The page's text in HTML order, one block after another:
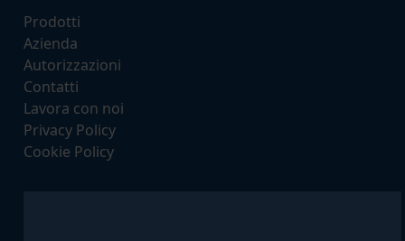
Prodotti
Azienda
Autorizzazioni
Contatti
Lavora con noi
Privacy Policy
Cookie Policy